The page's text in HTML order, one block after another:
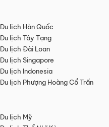
Du lịch Hàn Quốc
Du lịch Tây Tạng
Du lịch Đài Loan
Du lịch Singapore
Du lịch Indonesia
Du lịch Phượng Hoàng Cổ Trấn
Du lịch Mỹ